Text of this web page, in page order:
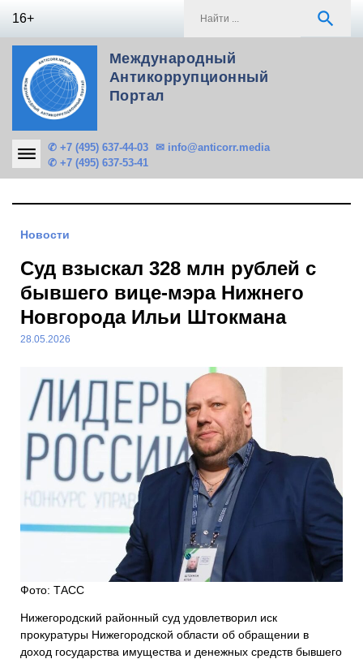
16+ search
Международный
Антикоррупционный
Портал
✆ +7 (495) 637-44-03
✆ +7 (495) 637-53-41
✉ info@anticorr.media
Новости
Суд взыскал 328 млн рублей с
бывшего вице-мэра Нижнего
Новгорода Ильи Штокмана
28.05.2026
Фото: ТАСС
Нижегородский районный суд удовлетворил иск
прокуратуры Нижегородской области об обращении в
доход государства имущества и денежных средств бывшего